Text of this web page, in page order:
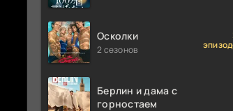
Осколки
2 сезонов
Берлин и дама с
горностаем